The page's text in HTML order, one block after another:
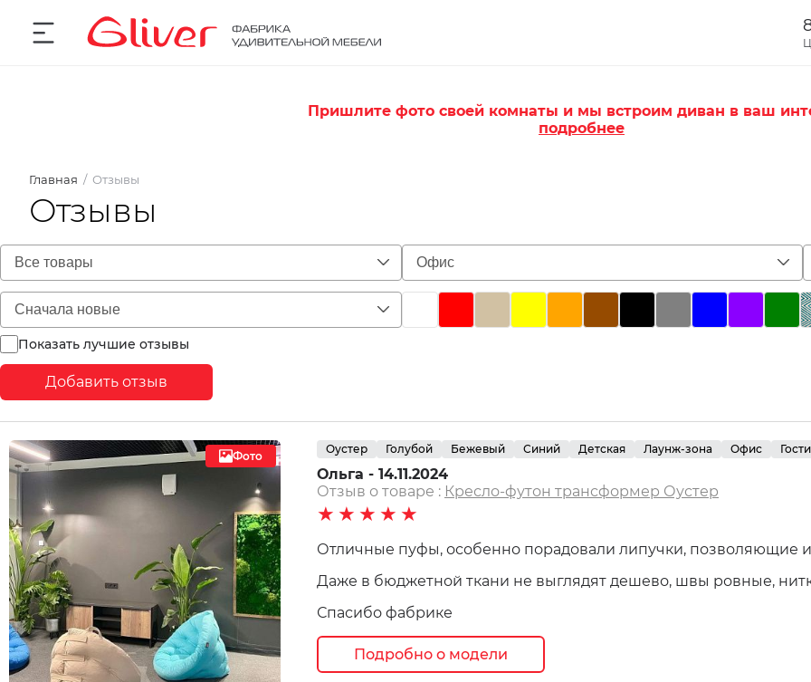
Пришлите фото своей комнаты и мы встроим диван в ваш
подробнее
Главная Отзывы
Отзывы
Показать лучшие отзывы
Добавить отзыв
Фото Оустер Голубой Бежевый Синий Детская Лаунж-зона Офис
Ольга - 14.11.2024
Отзыв о товаре : Кресло-футон трансформер Оустер
★★★★★
Отличные пуфы, особенно порадовали липучки, позволяющие
Даже в бюджетной ткани не выглядят дешево, швы ровные,
Спасибо фабрике
Подробно о модели